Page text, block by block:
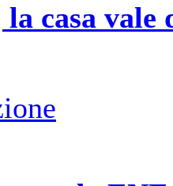
la casa vale